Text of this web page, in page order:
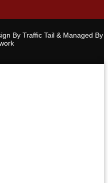
By Traffic Tail & Managed By